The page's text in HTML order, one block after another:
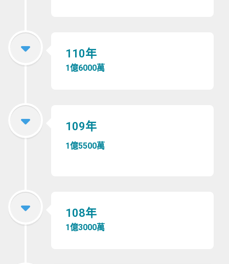
110年
1億6000萬
109年
1億5500萬
108年
1億3000萬